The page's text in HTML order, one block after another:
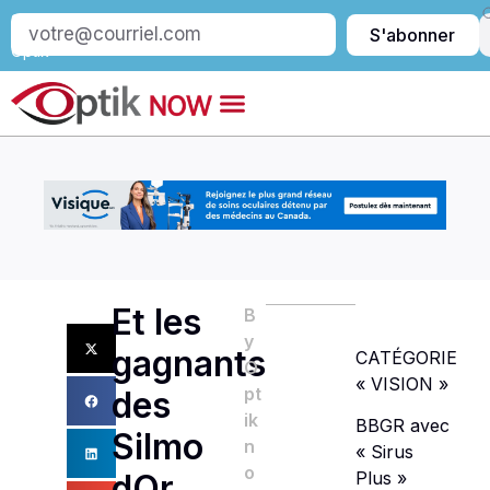
S’abonner
Optik
S'abonner
Et les
gagnants
des
Silmo
B
y
O
pt
ik
n
o
CATÉGORIE
« VISION »
BBGR avec
« Sirus
Plus »